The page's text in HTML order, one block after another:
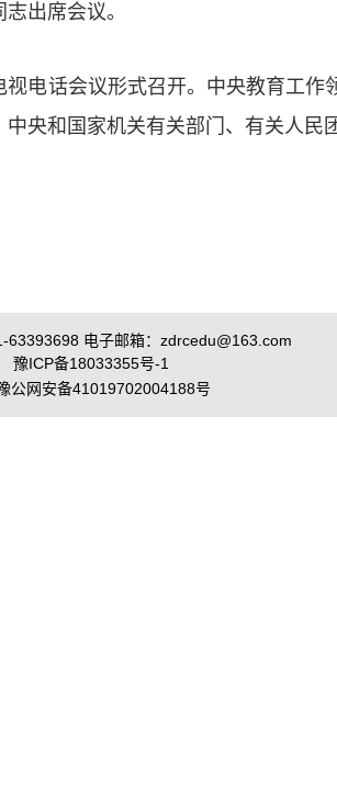
出席会议。
话会议形式召开。中央教育工作
中央和国家机关有关部门、有关人
63393698 电子邮箱：zdrcedu@163.com
豫ICP备18033355号-1
公网安备41019702004188号